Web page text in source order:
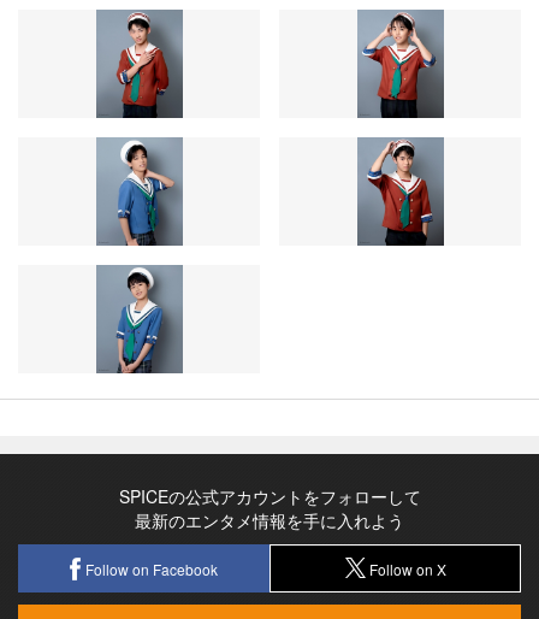
SPICEの公式アカウントをフォローして
最新のエンタメ情報を手に入れよう
Follow on Facebook Follow on X